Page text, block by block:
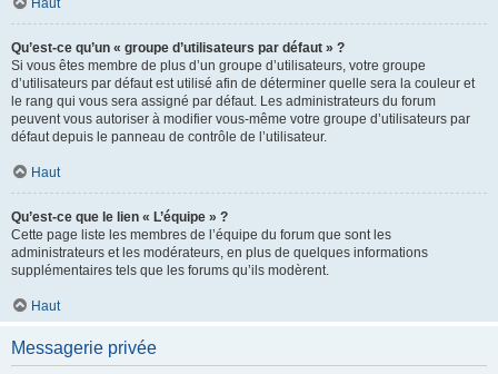
Haut
Qu’est-ce qu’un « groupe d’utilisateurs par défaut » ?
Si vous êtes membre de plus d’un groupe d’utilisateurs, votre groupe
d’utilisateurs par défaut est utilisé afin de déterminer quelle sera la couleur et
le rang qui vous sera assigné par défaut. Les administrateurs du forum
peuvent vous autoriser à modifier vous-même votre groupe d’utilisateurs par
défaut depuis le panneau de contrôle de l’utilisateur.
Haut
Qu’est-ce que le lien « L’équipe » ?
Cette page liste les membres de l’équipe du forum que sont les
administrateurs et les modérateurs, en plus de quelques informations
supplémentaires tels que les forums qu’ils modèrent.
Haut
Messagerie privée